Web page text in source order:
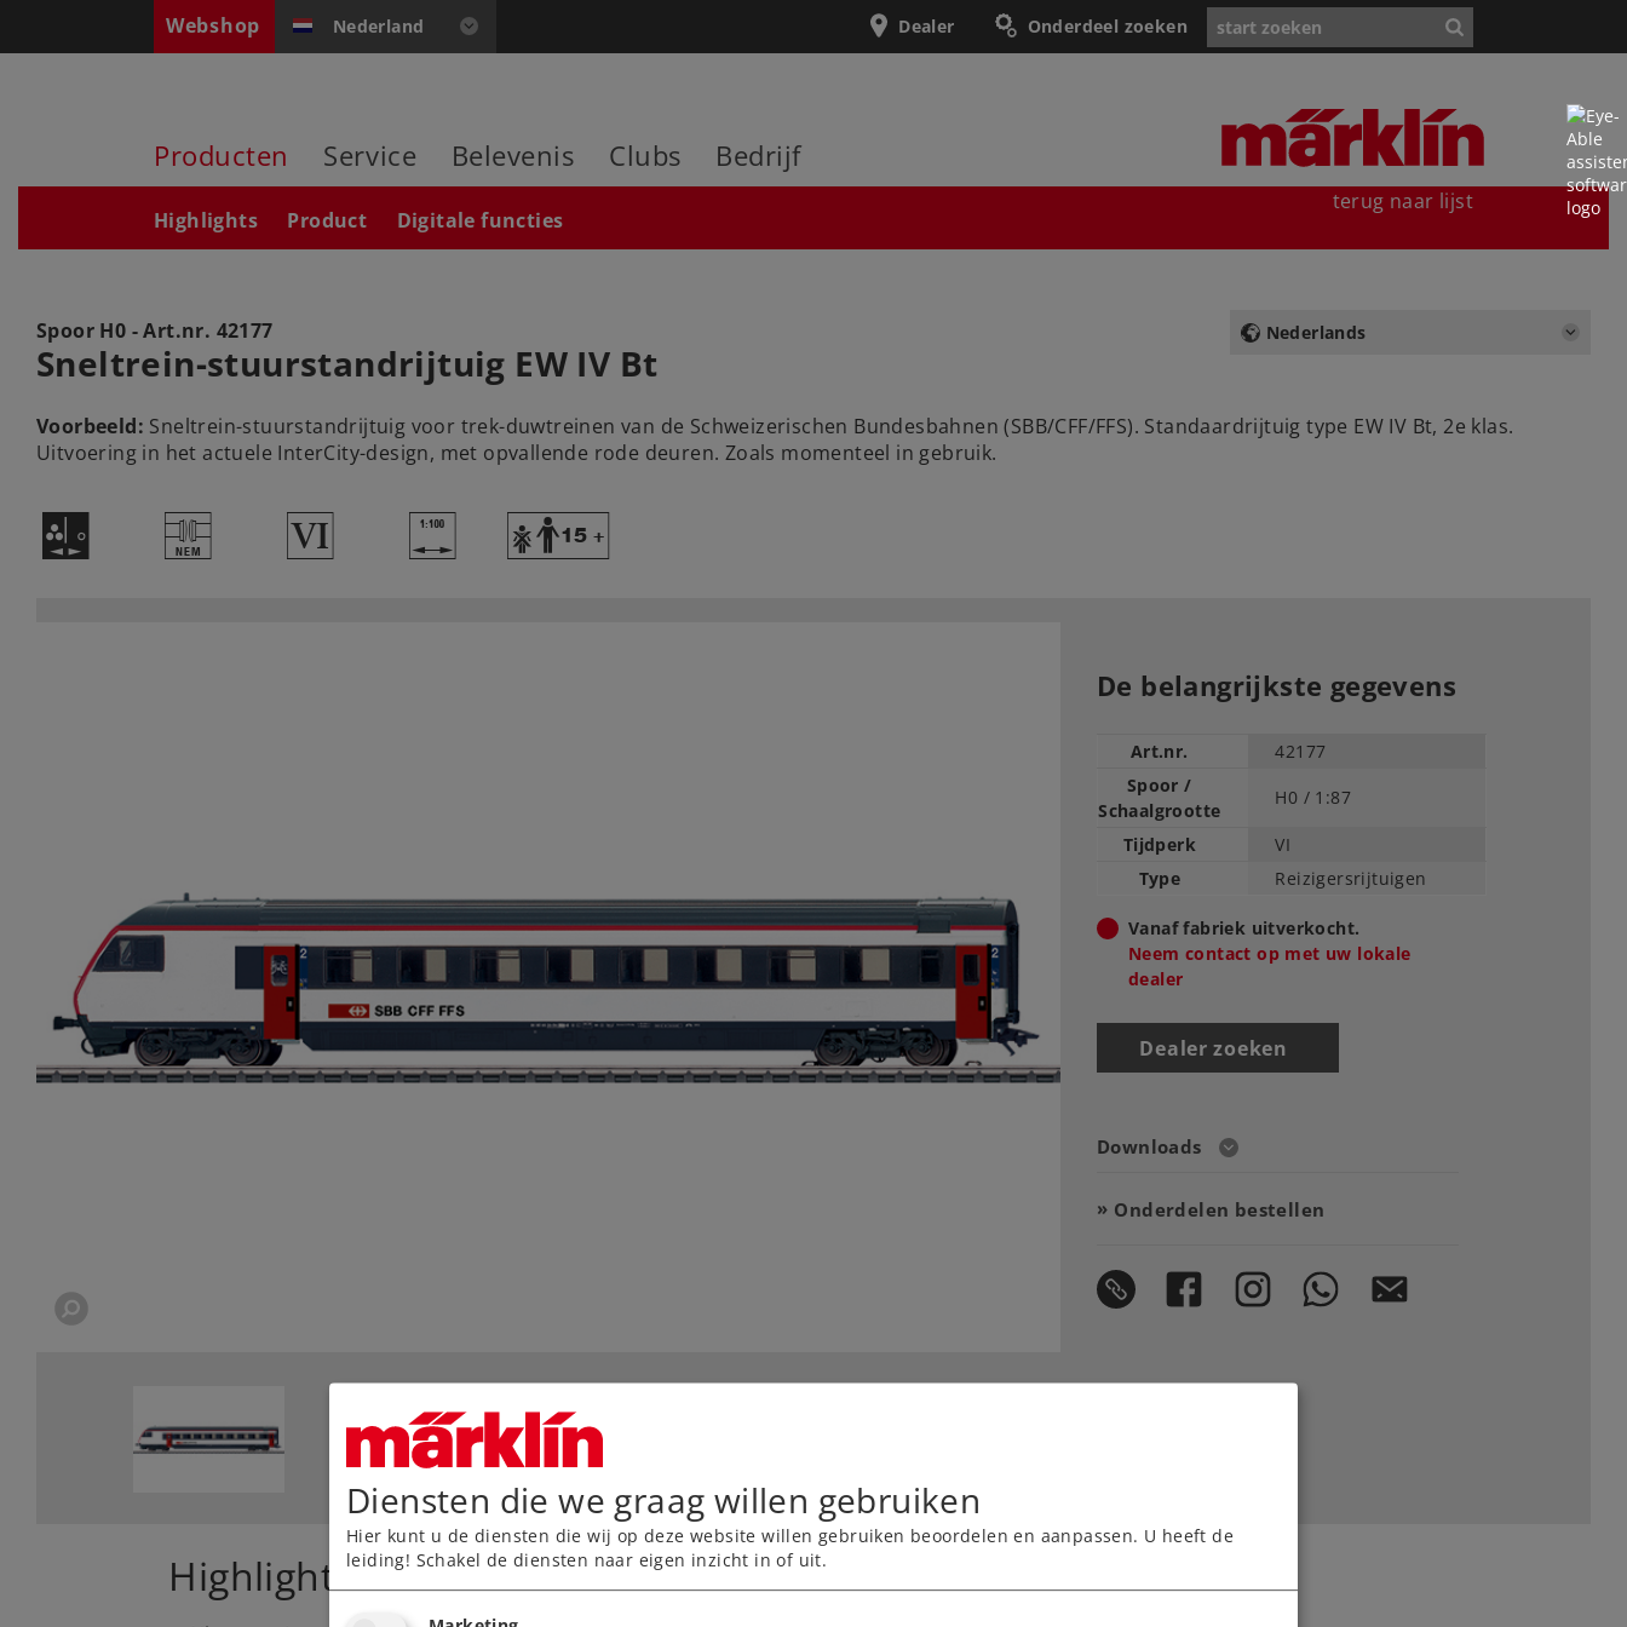
Webshop Nederland Onderdeel zoeken
Dealer
Producten Service Belevenis Clubs Bedrijf
Highlights Product Digitale functies
terug naar lijst
Nederlands
Spoor H0 - Art.nr. 42177
Sneltrein-stuurstandrijtuig EW IV Bt
Voorbeeld: Sneltrein-stuurstandrijtuig voor trek-duwtreinen van de Schweizerischen Bundesbahnen (SBB/CFF/FFS). Standaardrijtuig type EW IV Bt, 2e klas.
Uitvoering in het actuele InterCity-design, met opvallende rode deuren. Zoals momenteel in gebruik.
O U 8 { Y
De belangrijkste gegevens
Art.nr.
42177
Spoor /
Schaalgrootte
H0 / 1:87
Tijdperk
VI
Type
Reizigersrijtuigen
Vanaf fabriek uitverkocht.
Neem contact op met uw lokale
dealer
Dealer zoeken
Downloads
Onderdelen bestellen
Highlights
Diensten die we graag willen gebruiken
Hier kunt u de diensten die wij op deze website willen gebruiken beoordelen en aanpassen. U heeft de
leiding! Schakel de diensten naar eigen inzicht in of uit.